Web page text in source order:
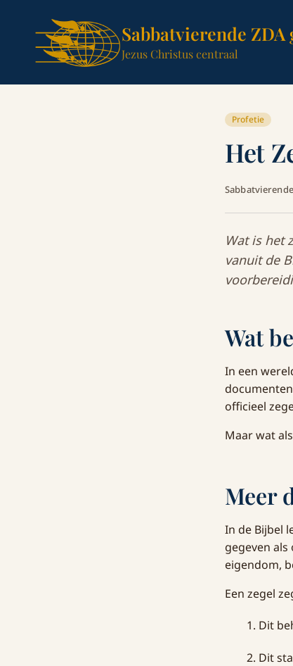
Sabbatvierende ZDA
Jezus Christus centraal
Profetie
Het
Wat is het
vanuit de
Wat
In een
officieel
Maar wat
Meer
In de Bijbel
gegeven
eigendom,
Een zegel
Dit
Dit